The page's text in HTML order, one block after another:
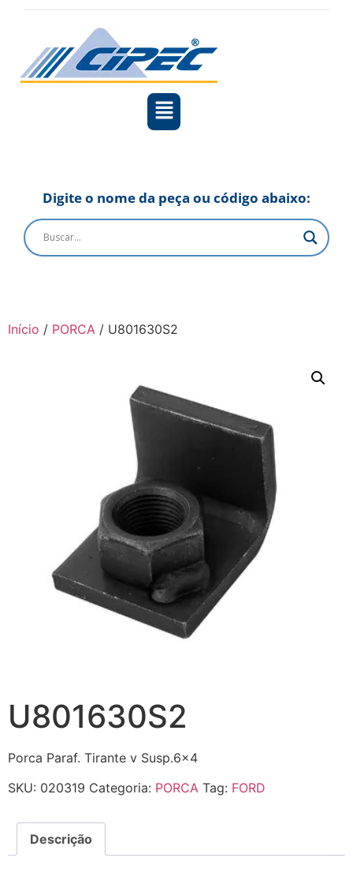
Digite o nome da peça ou código abaixo:
Início / PORCA / U801630S2
U801630S2
Porca Paraf. Tirante v Susp.6×4
SKU: 020319 Categoria: PORCA Tag: FORD
Descrição